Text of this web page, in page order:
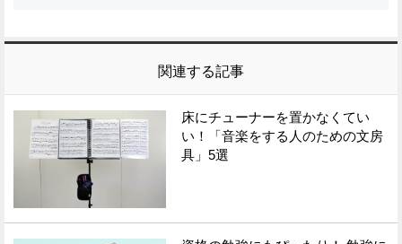
関連する記事
床にチューナーを置かなくてい
い！「音楽をする人のための文房
具」5選